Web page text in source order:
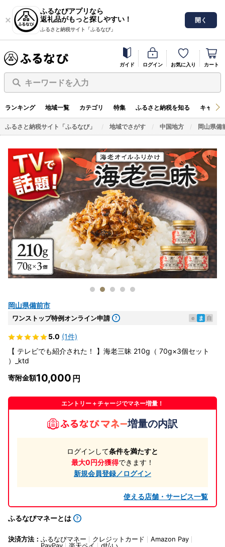
ふるなびアプリなら
返礼品がもっと探しやすい！
ふるさと納税サイト「ふるなび」
開く
ガイド ログイン お気に入り カート
キーワードを入力
ランキング 地域一覧 カテゴリ 特集 ふるさと納税を知る キャン
ふるさと納税サイト「ふるなび」 地域でさがす 中国地方 岡山県備
岡山県備前市
ワンストップ特例オンライン申請 e ま 自
5.0 (1件)
【 テレビでも紹介された！ 】海老三昧 210g（ 70g×3個セット
）_ktd
寄附金額10,000
エントリー＋チャージでマネー増量！
増量の内訳
ログインして条件を満たすと
最大0円分獲得できます！
新規会員登録／ログイン
使える店舗・サービス一覧
ふるなびマネーとは
決済方法： ふるなびマネー クレジットカード
Amazon Pay